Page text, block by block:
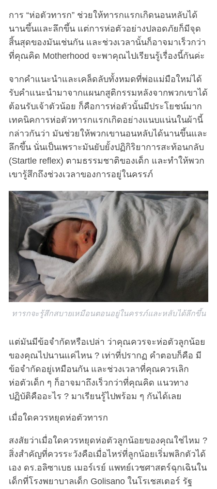
การ “ห่อตัวทารก” ช่วยให้ทารกแรกเกิดนอนหลับได้
นานขึ้นและลึกขึ้น แต่การห่อตัวอย่างปลอดภัยก็มีจุด
สิ้นสุดของมันเช่นกัน และช่วงเวลานั้นก็อาจมาเร็วกว่า
ที่คุณคิด Motherhood จะพาคุณไปเรียนรู้เรื่องนี้กันค่ะ
จากคำแนะนำและเคล็ดลับทั้งหมดที่พ่อแม่มือใหม่ได้
รับคำแนะนำมาจากแผนกสูติกรรมหลังจากพวกเขาได้
ต้อนรับเจ้าตัวน้อย ก็คือการห่อตัวนั้นมีประโยชน์มาก
เทคนิคการห่อตัวทารกแรกเกิดอย่างแนบแน่นในผ้านี้
กล่าวกันว่า มันช่วยให้พวกเขานอนหลับได้นานขึ้นและ
ลึกขึ้น นั่นเป็นเพราะมันยับยั้งปฏิกิริยาการสะท้อนกลับ
(Startle reflex) ตามธรรมชาติของเด็ก และทำให้พวก
เขารู้สึกถึงช่วงเวลาของการอยู่ในครรภ์
ทารกจะรู้สึกสบายเหมือนตอนอยู่ในครรภ์และหลับได้ลึกขึ้น
แต่มันมีข้อจำกัดหรือเปล่า ว่าคุณควรจะห่อตัวลูกน้อย
ของคุณไปนานแค่ไหน ? เท่าที่ปรากฏ คำตอบก็คือ มี
ข้อจำกัดอยู่เหมือนกัน และช่วงเวลาที่คุณควรเลิก
ห่อตัวเด็ก ๆ ก็อาจมาถึงเร็วกว่าที่คุณคิด แนวทาง
ปฏิบัติคืออะไร ? มาเรียนรู้ไปพร้อม ๆ กันได้เลย
เมื่อใดควรหยุดห่อตัวทารก
สงสัยว่าเมื่อใดควรหยุดห่อตัวลูกน้อยของคุณใช่ไหม ?
สิ่งสำคัญที่ควรระวังคือเมื่อไหร่ที่ลูกน้อยเริ่มพลิกตัวได้
เอง ดร.อลิซาเบธ เมอร์เรย์ แพทย์เวชศาสตร์ฉุกเฉินใน
เด็กที่โรงพยาบาลเด็ก Golisano ในโรเชสเตอร์ รัฐ